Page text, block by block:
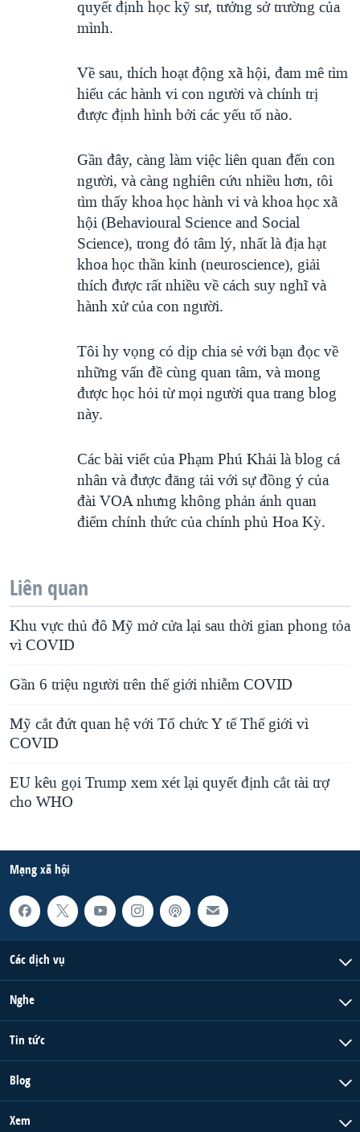
quyết định học kỹ sư, tưởng sở trường của
mình.
Về sau, thích hoạt động xã hội, đam mê tìm
hiểu các hành vi con người và chính trị
được định hình bởi các yếu tố nào.
Gần đây, càng làm việc liên quan đến con
người, và càng nghiên cứu nhiều hơn, tôi
tìm thấy khoa học hành vi và khoa học xã
hội (Behavioural Science and Social
Science), trong đó tâm lý, nhất là địa hạt
khoa học thần kinh (neuroscience), giải
thích được rất nhiều về cách suy nghĩ và
hành xử của con người.
Tôi hy vọng có dịp chia sẻ với bạn đọc về
những vấn đề cùng quan tâm, và mong
được học hỏi từ mọi người qua trang blog
này.
Các bài viết của Phạm Phú Khải là blog cá
nhân và được đăng tải với sự đồng ý của
đài VOA nhưng không phản ánh quan
điểm chính thức của chính phủ Hoa Kỳ.
Liên quan
Khu vực thủ đô Mỹ mở cửa lại sau thời gian phong tỏa
vì COVID
Gần 6 triệu người trên thế giới nhiễm COVID
Mỹ cắt đứt quan hệ với Tổ chức Y tế Thế giới vì
COVID
EU kêu gọi Trump xem xét lại quyết định cắt tài trợ
cho WHO
Mạng xã hội
Các dịch vụ
Nghe
Tin tức
Blog
Xem